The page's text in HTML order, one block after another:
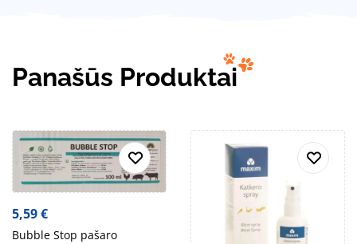
Panašūs Produktai
5,59€
Bubble Stop pašaro